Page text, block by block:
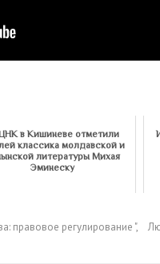
в Кишиневе отметили
классика молдавской и
литературы Михая
Эминеску
правовое регулирование ",